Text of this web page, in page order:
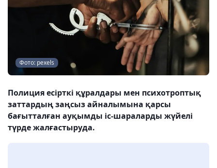
Фото: pexels
Полиция есірткі құралдары мен психотроптық
заттардың заңсыз айналымына қарсы
бағытталған ауқымды іс-шараларды жүйелі
түрде жалғастыруда.